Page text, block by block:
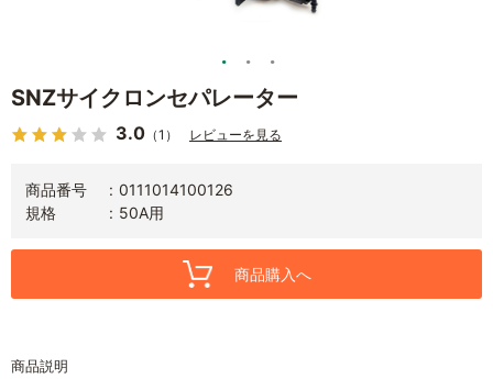
SNZサイクロンセパレーター
3.0 （1） レビューを見る
商品番号
0111014100126
規格
50A用
商品購入へ
商品説明